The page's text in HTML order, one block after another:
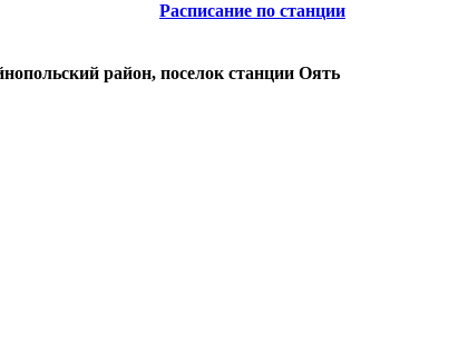
Расписание по станции
район, поселок станции Оять